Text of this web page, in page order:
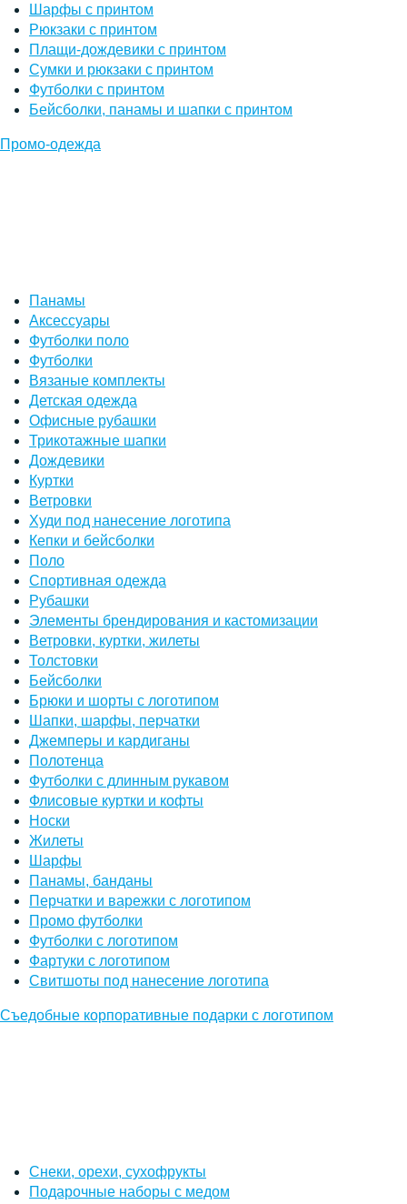
Шарфы с принтом
Рюкзаки с принтом
Плащи-дождевики с принтом
Сумки и рюкзаки с принтом
Футболки с принтом
Бейсболки, панамы и шапки с принтом
Промо-одежда
Панамы
Аксессуары
Футболки поло
Футболки
Вязаные комплекты
Детская одежда
Офисные рубашки
Трикотажные шапки
Дождевики
Куртки
Ветровки
Худи под нанесение логотипа
Кепки и бейсболки
Поло
Спортивная одежда
Рубашки
Элементы брендирования и кастомизации
Ветровки, куртки, жилеты
Толстовки
Бейсболки
Брюки и шорты с логотипом
Шапки, шарфы, перчатки
Джемперы и кардиганы
Полотенца
Футболки с длинным рукавом
Флисовые куртки и кофты
Носки
Жилеты
Шарфы
Панамы, банданы
Перчатки и варежки с логотипом
Промо футболки
Футболки с логотипом
Фартуки с логотипом
Свитшоты под нанесение логотипа
Съедобные корпоративные подарки с логотипом
Снеки, орехи, сухофрукты
Подарочные наборы с медом